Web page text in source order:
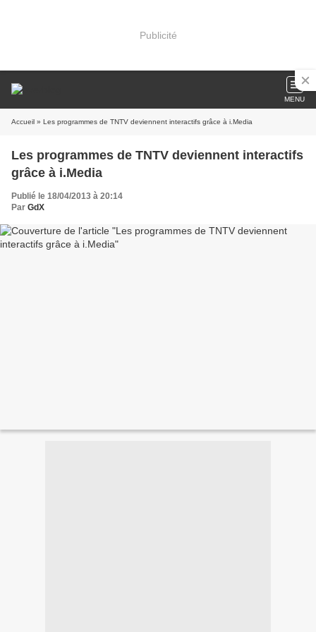
Publicité
MENU
Accueil » Les programmes de TNTV deviennent interactifs grâce à i.Media
Les programmes de TNTV deviennent interactifs
grâce à i.Media
Publié le 18/04/2013 à 20:14
Par GdX